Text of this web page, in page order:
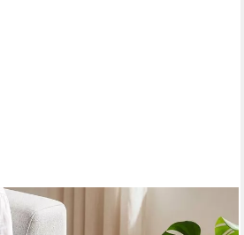
tlg. Couchtisch-Set Glastischen Grau